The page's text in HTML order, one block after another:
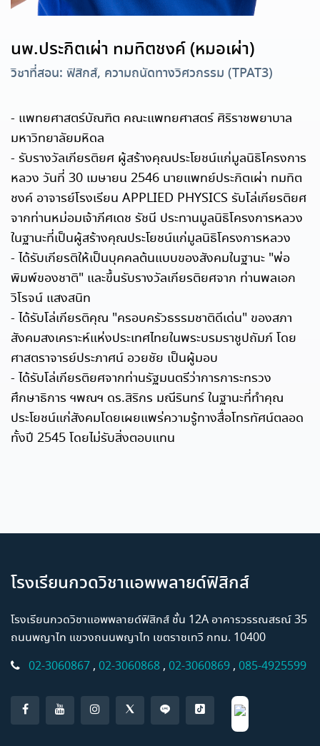
นพ.ประกิตเผ่า ทมทิตชงค์ (หมอเผ่า)
วิชาที่สอน: ฟิสิกส์, ความถนัดทางวิศวกรรม (TPAT3)
- แพทยศาสตร์บัณฑิต คณะแพทยศาสตร์ ศิริราชพยาบาล
มหาวิทยาลัยมหิดล
- รับรางวัลเกียรติยศ ผู้สร้างคุณประโยชน์แก่มูลนิธิโครงการ
หลวง วันที่ 30 เมษายน 2546 นายแพทย์ประกิตเผ่า ทมทิต
ชงค์ อาจารย์โรงเรียน APPLIED PHYSICS รับโล่เกียรติยศ
จากท่านหม่อมเจ้าภีศเดช รัชนี ประทานมูลนิธิโครงการหลวง
ในฐานะที่เป็นผู้สร้างคุณประโยชน์แก่มูลนิธิโครงการหลวง
- ได้รับเกียรติให้เป็นบุคคลต้นแบบของสังคมในฐานะ "พ่อ
พิมพ์ของชาติ" และขึ้นรับรางวัลเกียรติยศจาก ท่านพลเอก
วิโรจน์ แสงสนิท
- ได้รับโล่เกียรติคุณ "ครอบครัวธรรมชาติดีเด่น" ของสภา
สังคมสงเคราะห์แห่งประเทศไทยในพระบรมราชูปถัมภ์ โดย
ศาสตราจารย์ประภาศน์ อวยชัย เป็นผู้มอบ
- ได้รับโล่เกียรติยศจากท่านรัฐมนตรีว่าการการะทรวง
ศึกษาธิการ ฯพณฯ ดร.สิริกร มณีรินทร์ ในฐานะที่ทำคุณ
ประโยชน์แก่สังคมโดยเผยแพร่ความรู้ทางสื่อโทรทัศน์ตลอด
ทั้งปี 2545 โดยไม่รับสิ่งตอบแทน
โรงเรียนกวดวิชาแอพพลายด์ฟิสิกส์
โรงเรียนกวดวิชาแอพพลายด์ฟิสิกส์ ชั้น 12A อาคารวรรณสรณ์ 35
ถนนพญาไท แขวงถนนพญาไท เขตราชเทวี กทม. 10400
02-3060867 , 02-3060868 , 02-3060869 , 085-4925599